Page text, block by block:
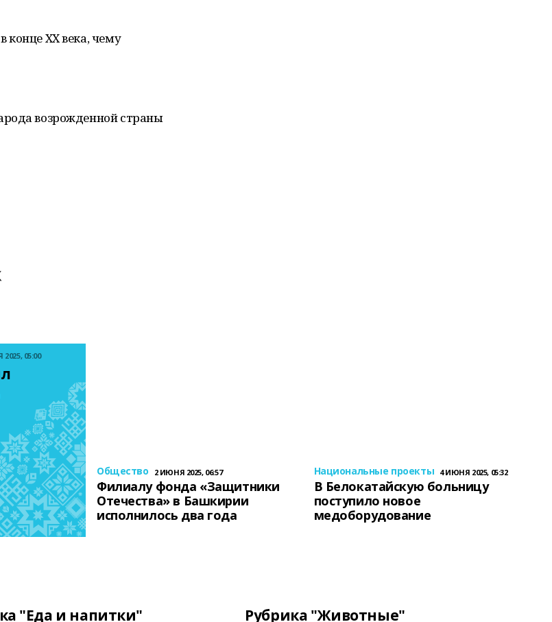
XX века, чему
возрожденной страны
05:00
Общество 2 ИЮНЯ 2025, 06:57
Филиалу фонда «Защитники
Отечества» в Башкирии
исполнилось два года
Национальные проекты 4 ИЮНЯ 2025, 05:32
В Белокатайскую больницу
поступило новое
медоборудование
"Еда и напитки" Рубрика "Животные"